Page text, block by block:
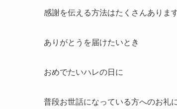
感謝を伝える方法はたくさんありま
ありがとうを届けたいとき
おめでたいハレの日に
普段お世話になっている方へのお礼